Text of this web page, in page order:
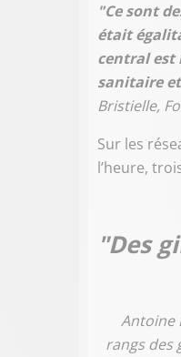
"Ce sont
était
central est
sanitaire
Bristielle,
Sur les
l’heure,
"Des
Antoine
rangs des